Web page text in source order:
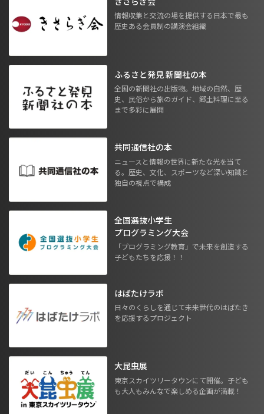
情報収集と交流の場を提供する日本で最も
歴史ある会員制の講演会組織
ふるさと発見 新聞社の本
全国の新聞社の出版物。地域の自然、歴
史、民俗から旅のガイド、郷土料理に至る
まで多彩に展開
共同通信社の本
ニュースと情報の世界に新たな光を当て
る。歴史、文化、スポーツなど深い知識と
独自の視点で構成
全国選抜小学生
プログラミング大会
「プログラミング教育」で未来を創造する
子どもたちを応援！！
はばたけラボ
日々のくらしを通じて未来世代のはばたき
を応援するプロジェクト
大昆虫展
東京スカイツリータウンにて開催。子ども
も大人もみんなで楽しめる企画が満載！